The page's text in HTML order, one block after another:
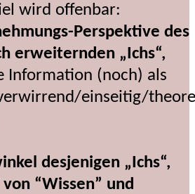
wird offenbar:
Perspektive des
erweiternden „Ichs“,
Information (noch) als
einseitig/
desjenigen „Ichs“,
“Wissen” und